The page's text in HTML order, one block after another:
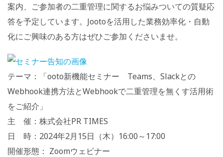
案内、ご参加者の二重管理に関するお悩みついての質疑応
答を予定しています。Jootoを活用した業務効率化・自動
化にご興味のある方はぜひご参加くださいませ。
テーマ：「ooto新機能セミナー Teams、Slackとの
Webhook連携方法とWebhookで二重管理を無くす活用術
をご紹介」
主 催：株式会社PR TIMES
日 時：2024年2月15日（木）16:00～17:00
開催形態： Zoomウェビナー